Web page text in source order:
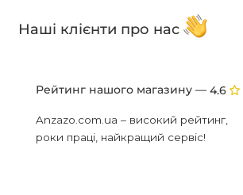
Наші клієнти про нас
Рейтинг нашого магазину — 4.6
Anzazo.com.ua – високий рейтинг,
роки праці, найкращий сервіс!